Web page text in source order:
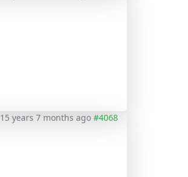
15 years 7 months ago #4068